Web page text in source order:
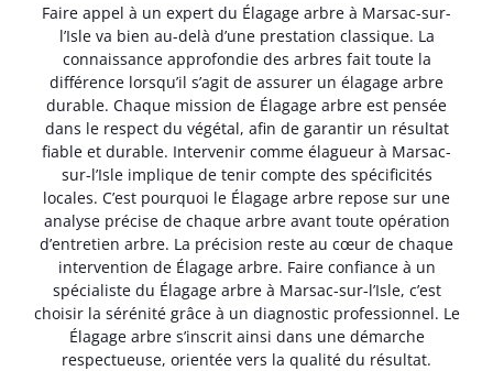
Faire appel à un expert du Élagage arbre à Marsac-sur-
l’Isle va bien au-delà d’une prestation classique. La
connaissance approfondie des arbres fait toute la
différence lorsqu’il s’agit de assurer un élagage arbre
durable. Chaque mission de Élagage arbre est pensée
dans le respect du végétal, afin de garantir un résultat
fiable et durable. Intervenir comme élagueur à Marsac-
sur-l’Isle implique de tenir compte des spécificités
locales. C’est pourquoi le Élagage arbre repose sur une
analyse précise de chaque arbre avant toute opération
d’entretien arbre. La précision reste au cœur de chaque
intervention de Élagage arbre. Faire confiance à un
spécialiste du Élagage arbre à Marsac-sur-l’Isle, c’est
choisir la sérénité grâce à un diagnostic professionnel. Le
Élagage arbre s’inscrit ainsi dans une démarche
respectueuse, orientée vers la qualité du résultat.